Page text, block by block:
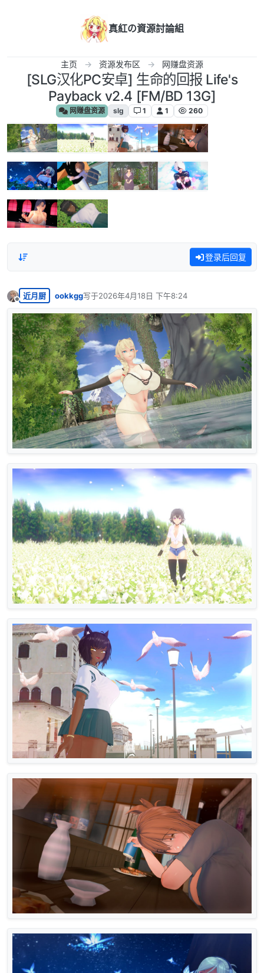
真紅の資源討論組
主页 资源发布区 网赚盘资源
[SLG汉化PC安卓] 生命的回报 Life's
Payback v2.4 [FM/BD 13G]
网赚盘资源 slg 1 1 260
登录后回复
离线
近月厨 ookkgg写于2026年4月18日 下午8:24
最后由 编辑